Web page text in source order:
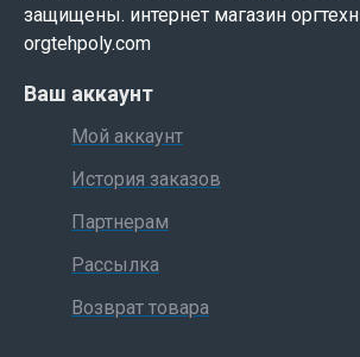
защищены. интернет магазин
orgtehpoly.com
Ваш аккаунт
Мой аккаунт
История заказов
Партнерам
Рассылка
Возврат товара